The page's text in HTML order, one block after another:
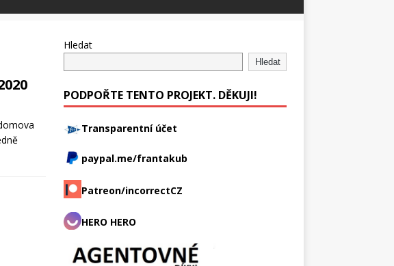
Hledat
Hledat
PODPOŘTE TENTO PROJEKT. DĚKUJI!
Transparentní účet
paypal.me/frantakub
Patreon/incorrectCZ
HERO HERO